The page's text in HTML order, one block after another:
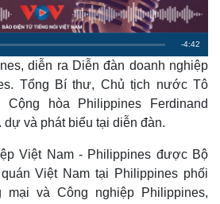
R
e
i
-4:42
diễn ra Diễn đàn doanh nghiệp
Tổng Bí thư, Chủ tịch nước Tô
hòa Philippines Ferdinand
dự và phát biểu tại diễn đàn.
Việt Nam - Philippines được Bộ
Việt Nam tại Philippines phối
và Công nghiệp Philippines,